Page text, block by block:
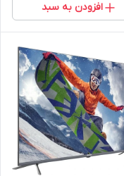
افزودن به سبد